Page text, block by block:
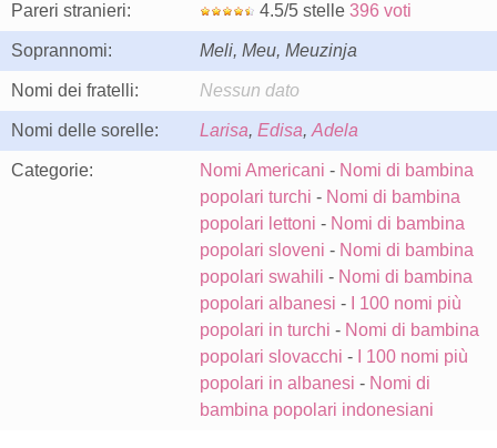
Pareri stranieri: 4.5/5 stelle 396 voti
Soprannomi: Meli, Meu, Meuzinja
Nomi dei fratelli: Nessun dato
Nomi delle sorelle: Larisa, Edisa, Adela
Categorie: Nomi Americani - Nomi di bambina
popolari turchi - Nomi di bambina
popolari lettoni - Nomi di bambina
popolari sloveni - Nomi di bambina
popolari swahili - Nomi di bambina
popolari albanesi -
I 100 nomi più
popolari in turchi - Nomi di bambina
popolari slovacchi -
I 100 nomi più
popolari in albanesi - Nomi di
bambina popolari indonesiani